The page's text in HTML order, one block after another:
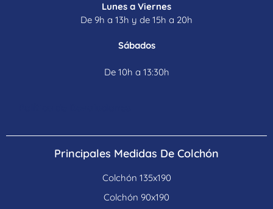
Lunes a Viernes
De 9h a 13h y de 15h a 20h
Sábados
De 10h a 13:30h
Principales Medidas De Colchón
Colchón 135x190
Colchón 90x190